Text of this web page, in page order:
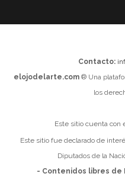
Contacto:
elojodelarte.com® Una
los
Este sitio cuenta con
Este sitio fue declarado de
Diputados de la
- Contenidos libres de